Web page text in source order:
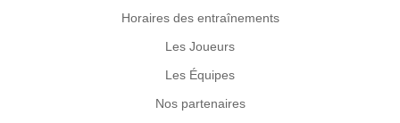
Horaires des entraînements
Les Joueurs
Les Équipes
Nos partenaires